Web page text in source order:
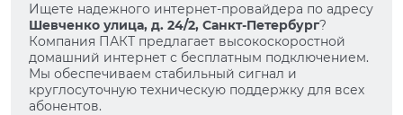
Ищете надежного интернет-провайдера по адресу
Шевченко улица, д. 24/2, Санкт-Петербург?
Компания ПАКТ предлагает высокоскоростной
домашний интернет с бесплатным подключением.
Мы обеспечиваем стабильный сигнал и
круглосуточную техническую поддержку для всех
абонентов.